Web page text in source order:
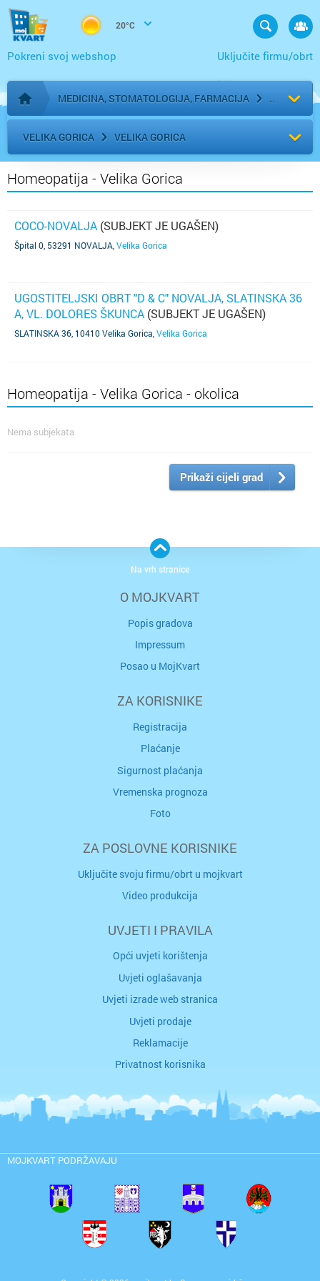
20°C
Uključite firmu/obrt
Pokreni svoj webshop
Početna stranica
MEDICINA, STOMATOLOGIJA, FARMACIJA
VELIKA GORICA VELIKA GORICA
Homeopatija - Velika Gorica
COCO-NOVALJA (SUBJEKT JE UGAŠEN)
Špital 0, 53291 NOVALJA Velika Gorica
UGOSTITELJSKI OBRT "D & C" NOVALJA, SLATINSKA 36
A, VL. DOLORES ŠKUNCA (SUBJEKT JE UGAŠEN)
SLATINSKA 36, 10410 Velika Gorica Velika Gorica
Homeopatija - Velika Gorica - okolica
Nema subjekata
Prikaži cijeli grad
O MOJKVART
Popis gradova
Impressum
Posao u MojKvart
ZA KORISNIKE
Registracija
Plaćanje
Sigurnost plaćanja
Vremenska prognoza
Foto
ZA POSLOVNE KORISNIKE
Uključite svoju firmu/obrt u mojkvart
Video produkcija
UVJETI I PRAVILA
Opći uvjeti korištenja
Uvjeti oglašavanja
Uvjeti izrade web stranica
Uvjeti prodaje
Reklamacije
Privatnost korisnika
MOJKVART PODRŽAVAJU
Na vrh stranice